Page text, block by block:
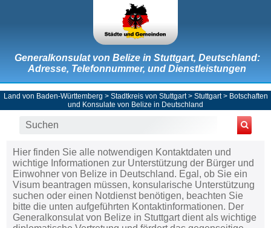
Generalkonsulat von Belize in Stuttgart, Deutschland:
Adresse, Telefonnummer, und Dienstleistungen
Land von Baden-Württemberg > Stadtkreis von Stuttgart> Stuttgart> Botschaften
und Konsulate von Belize in Deutschland
Hier finden Sie alle notwendigen Kontaktdaten und
wichtige Informationen zur Unterstützung der Bürger und
Einwohner von Belize in Deutschland. Egal, ob Sie ein
Visum beantragen müssen, konsularische Unterstützung
suchen oder einen Notdienst benötigen, beachten Sie
bitte die unten aufgeführten Kontaktinformationen. Der
Generalkonsulat von Belize in Stuttgart dient als wichtige